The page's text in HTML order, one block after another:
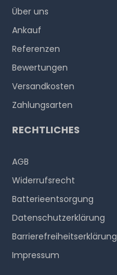
Über uns
Ankauf
Referenzen
Bewertungen
Versandkosten
Zahlungsarten
RECHTLICHES
AGB
Widerrufs­recht
Batterieentsorgung
Datenschutzerklärung
Barrierefreiheitserklärung
Impressum